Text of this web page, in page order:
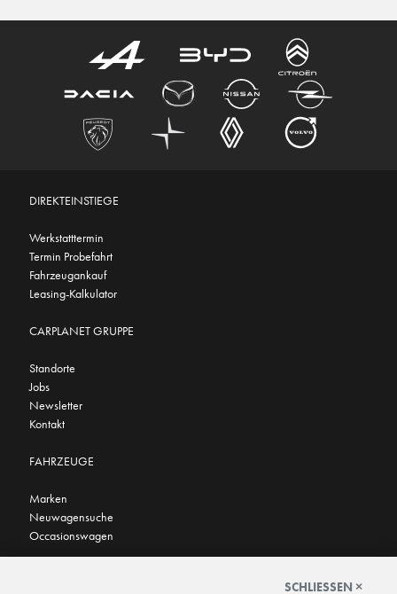
DIREKTEINSTIEGE
Werkstatttermin
Termin Probefahrt
Fahrzeugankauf
Leasing-Kalkulator
CARPLANET GRUPPE
Standorte
Jobs
Newsletter
Kontakt
FAHRZEUGE
Marken
Neuwagensuche
Occasionswagen
SCHLIESSEN ×